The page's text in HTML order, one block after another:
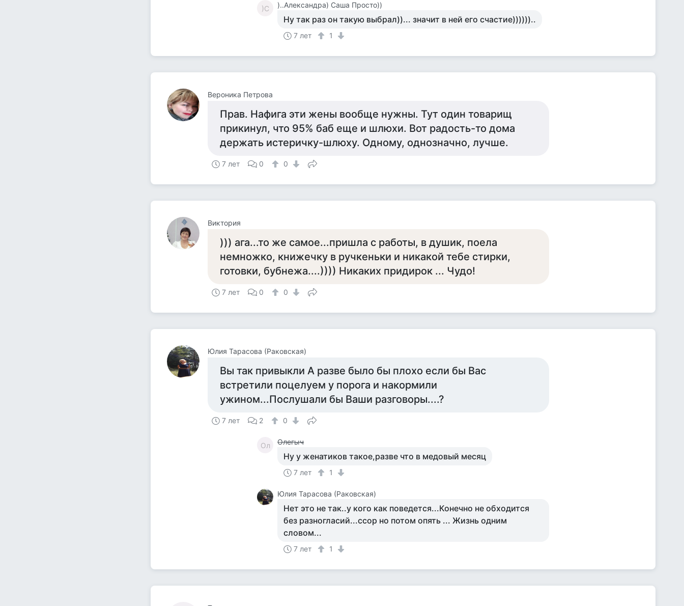
)С )..Александра) Саша Просто))
Ну так раз он такую выбрал))... значит в ней его счастие))))))..
7 лет 1
Вероника Петрова
Прав. Нафига эти жены вообще нужны. Тут один товарищ
прикинул, что 95% баб еще и шлюхи. Вот радость-то дома
держать истеричку-шлюху. Одному, однозначно, лучше.
7 лет 0 0
Виктория
))) ага...то же самое...пришла с работы, в душик, поела
немножко, книжечку в ручкеньки и никакой тебе стирки,
готовки, бубнежа....)))) Никаких придирок ... Чудо!
7 лет 0 0
Юлия Тарасова (Раковская)
Вы так привыкли А разве было бы плохо если бы Вас
встретили поцелуем у порога и накормили
ужином...Послушали бы Ваши разговоры....?
7 лет 2 0
Ол Олегыч
Ну у женатиков такое,разве что в медовый месяц
7 лет 1
Юлия Тарасова (Раковская)
Нет это не так..у кого как поведется...Конечно не обходится
без разногласий...ссор но потом опять ... Жизнь одним
словом...
7 лет 1